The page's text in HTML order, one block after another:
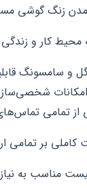
زنگ گوشی
محیط کار و
و سامسونگ
شخصی‌سازی
از تمامی
کاملی بر
مناسب به